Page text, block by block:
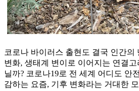
코로나 바이러스 출현도 결국 인간의
변화, 생태계 변이로 이어지는 연결
닐까? 코로나19로 전 세계 어디도 안
감하는 요즘, 기후 변화라는 거대한